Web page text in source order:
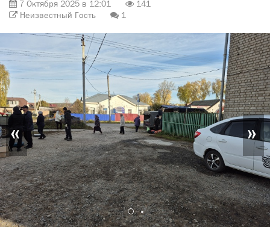
7 Октября 2025 в 12:01
141
Неизвестный Гость
1
« »